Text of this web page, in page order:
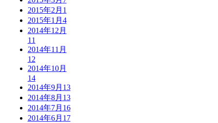
2015年2月 1
2015年1月 4
2014年12月
11
2014年11月
12
2014年10月
14
2014年9月 13
2014年8月 13
2014年7月 16
2014年6月 17